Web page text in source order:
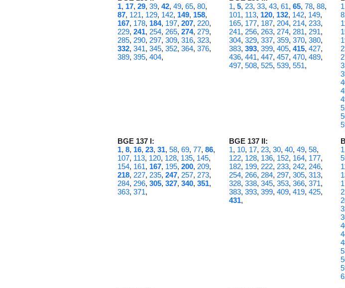
1, 17, 29, 39, 42, 49, 65, 80,
87, 121, 129, 142, 149, 158,
167, 178, 184, 197, 207, 220,
229, 241, 254, 265, 274, 279,
285, 290, 297, 309, 316, 323,
332, 341, 345, 352, 364, 376,
389, 395, 404,
1, 5, 23, 33, 43, 61, 65, 78, 88,
101, 113, 120, 132, 142, 149,
165, 177, 187, 204, 214, 233,
241, 256, 263, 274, 281, 291,
304, 329, 337, 359, 370, 380,
383, 393, 399, 405, 415, 427,
436, 441, 447, 457, 470, 489,
497, 508, 525, 539, 551,
1
BGE 137 I:
1, 8, 16, 23, 31, 58, 69, 77, 86,
107, 113, 120, 128, 135, 145,
154, 161, 167, 195, 200, 209,
218, 227, 235, 247, 257, 273,
284, 296, 305, 327, 340, 351,
363, 371,
BGE 137 II:
1, 10, 17, 23, 30, 40, 49, 58,
122, 128, 136, 152, 164, 177,
182, 199, 222, 233, 242, 246,
254, 266, 284, 297, 305, 313,
328, 338, 345, 353, 366, 371,
383, 393, 399, 409, 419, 425,
431,
1